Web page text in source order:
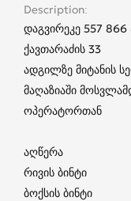
Description
დაგვირეკე 557 866
ქავთარაძის 33
ადგილზე მიტანის
მაღაზიაში
ოპერატორთან
აღწერა
რივის ბინტი
ბოქსის ბინტი